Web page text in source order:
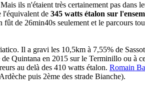
ils n'étaient très certainement pas dans
l'équivalent de 345 watts étalon sur
de 26min40s seulement et le parcours
Il a gravi les 10,5km à 7,55% de
Quintana en 2015 sur le Terminillo ou à
au delà des 410 watts étalon. Romain
puis 2ème des strade Bianche).